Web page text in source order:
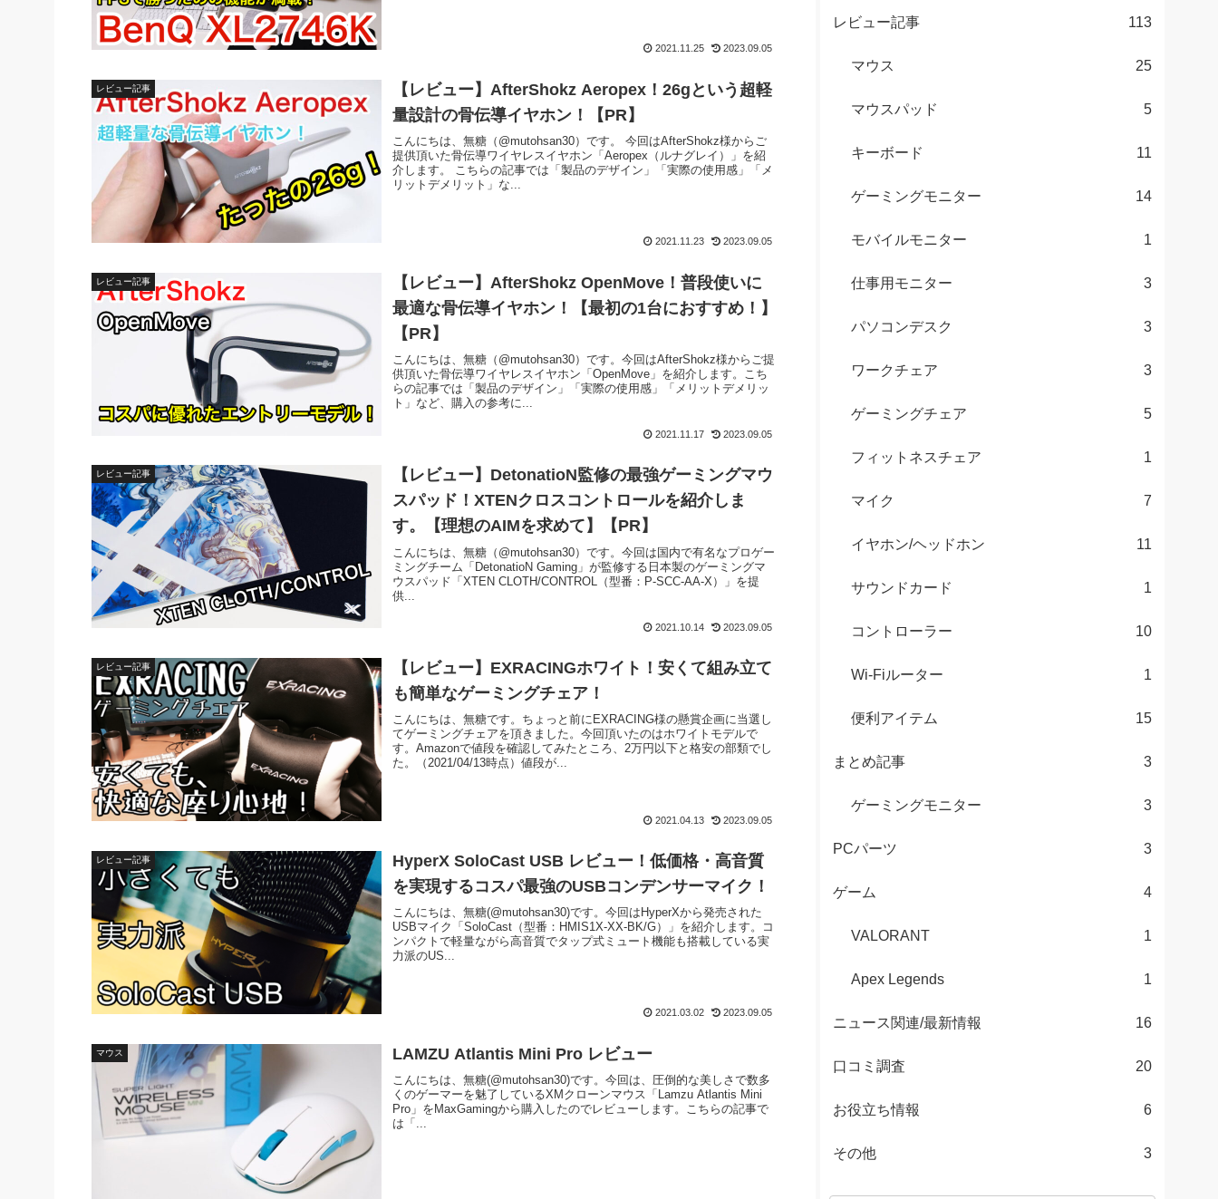
2021.11.25 2023.09.05
レビュー記事
【レビュー】AfterShokz Aeropex！26gという超軽
量設計の骨伝導イヤホン！【PR】
こんにちは、無糖（@mutohsan30）です。 今回はAfterShokz様からご
提供頂いた骨伝導ワイヤレスイヤホン「Aeropex（ルナグレイ）」を紹
介します。 こちらの記事では「製品のデザイン」「実際の使用感」「メ
リットデメリット」な...
2021.11.23 2023.09.05
レビュー記事
【レビュー】AfterShokz OpenMove！普段使いに
最適な骨伝導イヤホン！【最初の1台におすすめ！】
【PR】
こんにちは、無糖（@mutohsan30）です。今回はAfterShokz様からご提
供頂いた骨伝導ワイヤレスイヤホン「OpenMove」を紹介します。こち
らの記事では「製品のデザイン」「実際の使用感」「メリットデメリッ
ト」など、購入の参考に...
2021.11.17 2023.09.05
レビュー記事
【レビュー】DetonatioN監修の最強ゲーミングマウ
スパッド！XTENクロスコントロールを紹介しま
す。【理想のAIMを求めて】【PR】
こんにちは、無糖（@mutohsan30）です。今回は国内で有名なプロゲー
ミングチーム「DetonatioN Gaming」が監修する日本製のゲーミングマ
ウスパッド「XTEN CLOTH/CONTROL（型番：P-SCC-AA-X）」を提
供...
2021.10.14 2023.09.05
レビュー記事
【レビュー】EXRACINGホワイト！安くて組み立て
も簡単なゲーミングチェア！
こんにちは、無糖です。ちょっと前にEXRACING様の懸賞企画に当選し
てゲーミングチェアを頂きました。今回頂いたのはホワイトモデルで
す。Amazonで値段を確認してみたところ、2万円以下と格安の部類でし
た。（2021/04/13時点）値段が...
2021.04.13 2023.09.05
レビュー記事
HyperX SoloCast USB レビュー！低価格・高音質
を実現するコスパ最強のUSBコンデンサーマイク！
こんにちは、無糖(@mutohsan30)です。今回はHyperXから発売された
USBマイク「SoloCast（型番：HMIS1X-XX-BK/G）」を紹介します。コ
ンパクトで軽量ながら高音質でタップ式ミュート機能も搭載している実
力派のUS...
2021.03.02 2023.09.05
マウス LAMZU Atlantis Mini Pro レビュー
こんにちは、無糖(@mutohsan30)です。今回は、圧倒的な美しさで数多
くのゲーマーを魅了しているXMクローンマウス「Lamzu Atlantis Mini
Pro」をMaxGamingから購入したのでレビューします。こちらの記事で
は「...
レビュー記事 113
マウス 25
マウスパッド 5
キーボード 11
ゲーミングモニター 14
モバイルモニター 1
仕事用モニター 3
パソコンデスク 3
ワークチェア 3
ゲーミングチェア 5
フィットネスチェア 1
マイク 7
イヤホン/ヘッドホン 11
サウンドカード 1
コントローラー 10
Wi-Fiルーター 1
便利アイテム 15
まとめ記事 3
ゲーミングモニター 3
PCパーツ 3
ゲーム 4
VALORANT 1
Apex Legends 1
ニュース関連/最新情報 16
口コミ調査 20
お役立ち情報 6
その他 3